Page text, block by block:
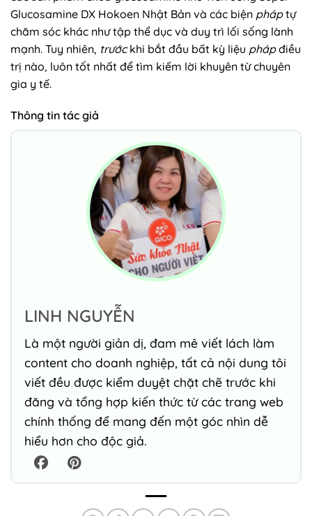
Glucosamine DX Hokoen Nhật Bản và các biện pháptự
chăm sóc khác như tập thể dục và duy trì lối sống lành
mạnh. Tuy nhiên, trướckhi bắt đầu bất kỳ liệu phápđiều
trị nào, luôn tốt nhất để tìm kiếm lời khuyên từ chuyên
gia y tế.
Thông tin tác giả
LINH NGUYỄN
Là một người giản dị, đam mê viết lách làm
content cho doanh nghiệp, tất cả nội dung tôi
viết đều được kiểm duyệt chặt chẽ trước khi
đăng và tổng hợp kiến thức từ các trang web
chính thống để mang đến một góc nhìn dễ
hiểu hơn cho độc giả.